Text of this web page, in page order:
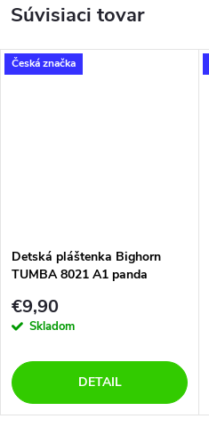
Súvisiaci tovar
Česká značka
Detská pláštenka Bighorn
TUMBA 8021 A1 panda
€9,90
Skladom
DETAIL